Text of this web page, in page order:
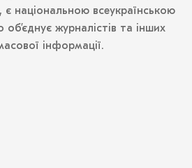
є національною всеукраїнською
журналістів та інших
інформації.